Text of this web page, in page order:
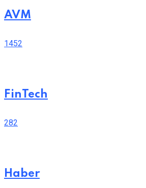
AVM
1452
FinTech
282
Haber